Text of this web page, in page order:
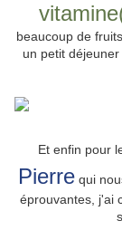
beaucoup de
un petit
Et enfin pour
Pierrequi
éprouvantes, j'ai